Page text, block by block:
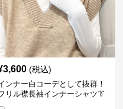
3,600 (税込)
ンナー白コーデとして抜群！
リル襟長袖インナーシャツ👔